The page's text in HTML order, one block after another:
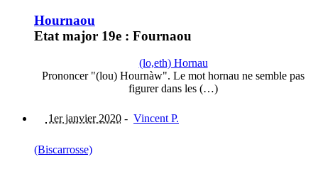
Hournaou
Etat major 19e : Fournaou
(lo,eth) Hornau
Prononcer "(lou) Hournàw". Le mot hornau ne semble pas
figurer dans les (…)
1er janvier 2020 - Vincent P.
(Biscarrosse)